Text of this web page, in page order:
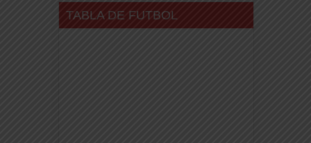
TABLA DE FUTBOL